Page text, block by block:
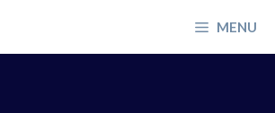
MENU